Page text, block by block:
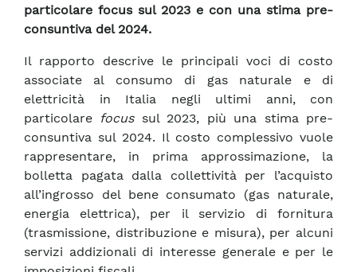
particolare focus sul 2023 e con una stima pre-
consuntiva del 2024.
Il rapporto descrive le principali voci di costo
associate al consumo di gas naturale e di
elettricità in Italia negli ultimi anni, con
particolare focussul 2023, più una stima pre-
consuntiva sul 2024. Il costo complessivo vuole
rappresentare, in prima approssimazione, la
bolletta pagata dalla collettività per l’acquisto
all’ingrosso del bene consumato (gas naturale,
energia elettrica), per il servizio di fornitura
(trasmissione, distribuzione e misura), per alcuni
servizi addizionali di interesse generale e per le